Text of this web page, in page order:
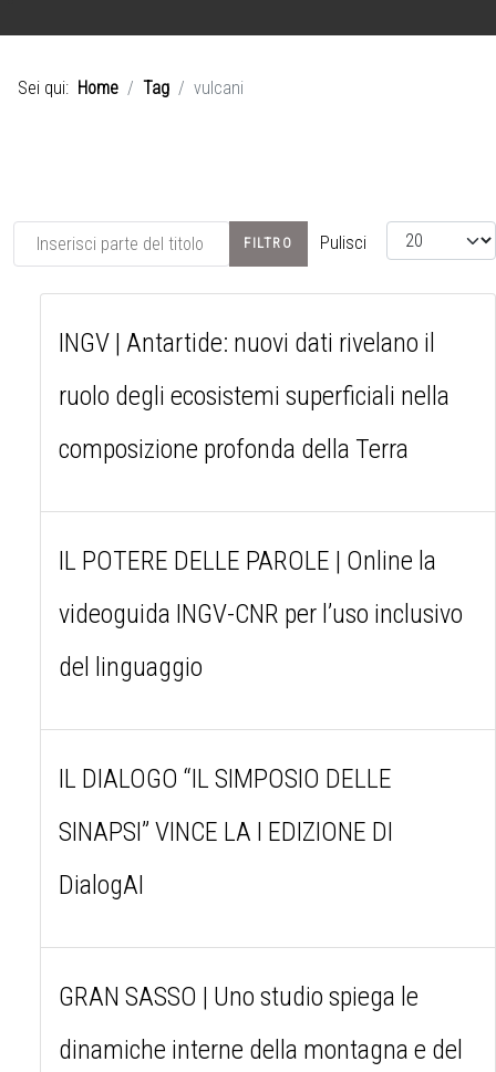
Sei qui: Home Tag vulcani
Inserisci parte del titolo FILTRO Pulisci Visualizza #
INGV | Antartide: nuovi dati rivelano il
ruolo degli ecosistemi superficiali nella
composizione profonda della Terra
IL POTERE DELLE PAROLE | Online la
videoguida INGV-CNR per l’uso inclusivo
del linguaggio
IL DIALOGO “IL SIMPOSIO DELLE
SINAPSI” VINCE LA I EDIZIONE DI
DialogAI
GRAN SASSO | Uno studio spiega le
dinamiche interne della montagna e del